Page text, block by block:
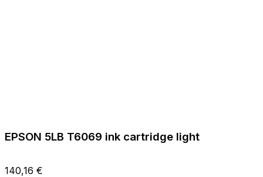
EPSON 5LB T6069 ink cartridge light
140,16 €